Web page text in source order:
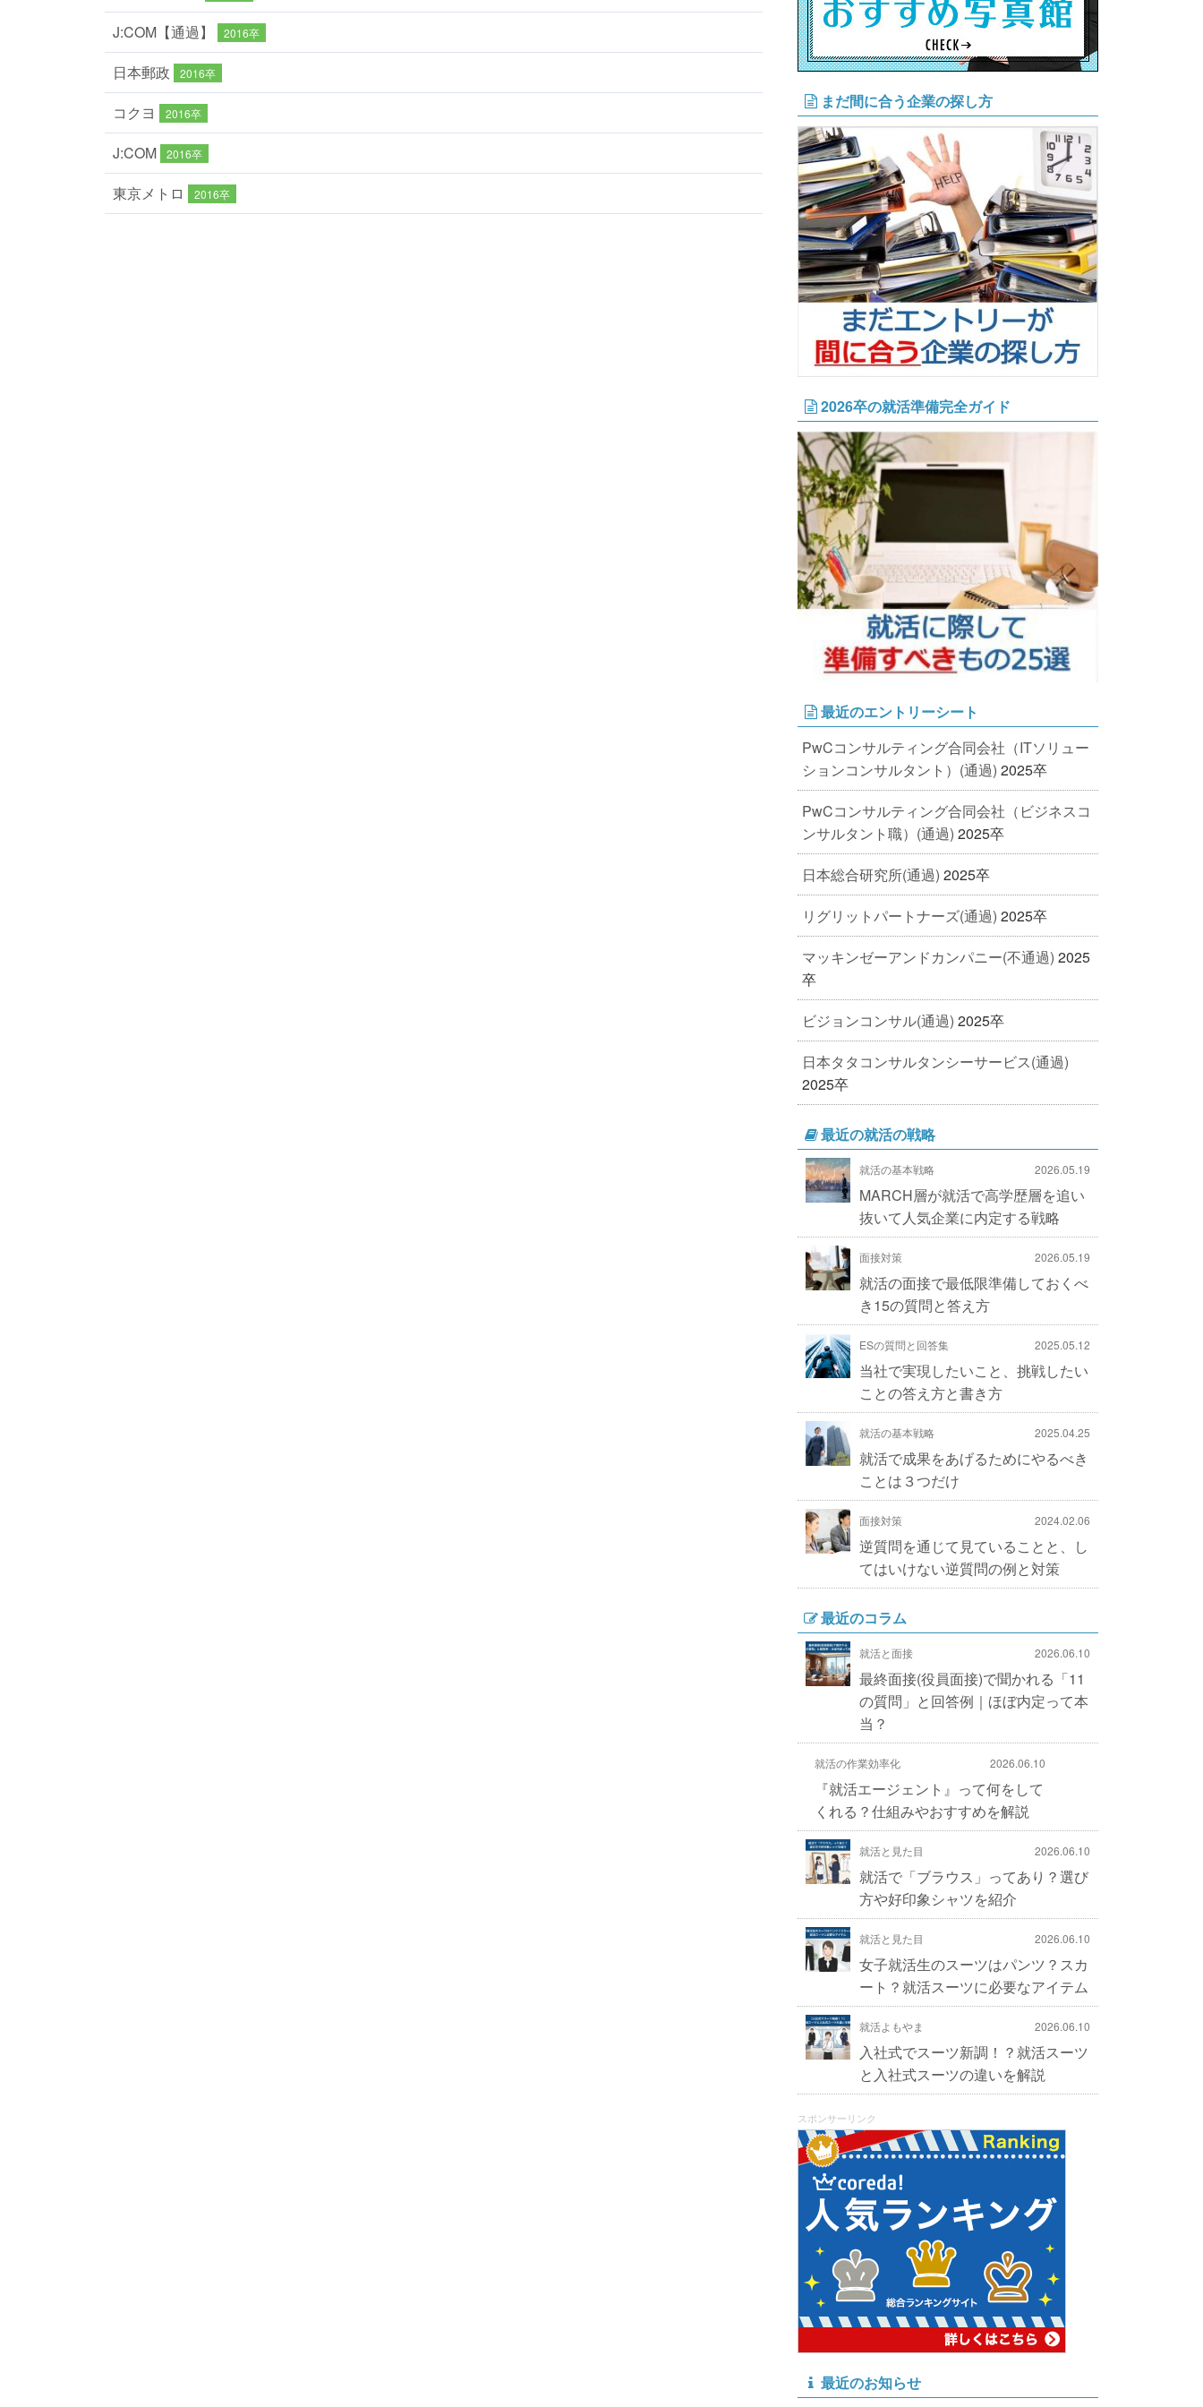
J:COM【通過】
2016卒
日本郵政 2016卒
コクヨ 2016卒
J:COM 2016卒
東京メトロ 2016卒
まだ間に合う企業の探し方
2026卒の就活準備完全ガイド
最近のエントリーシート
PwCコンサルティング合同会社（ITソリュー
ションコンサルタント）(通過) 2025卒
PwCコンサルティング合同会社（ビジネスコ
ンサルタント職）(通過) 2025卒
日本総合研究所(通過) 2025卒
リグリットパートナーズ(通過) 2025卒
マッキンゼーアンドカンパニー(不通過) 2025
卒
ビジョンコンサル(通過) 2025卒
日本タタコンサルタンシーサービス(通過)
2025卒
最近の就活の戦略
就活の基本戦略 2026.05.19
MARCH層が就活で高学歴層を追い
抜いて人気企業に内定する戦略
面接対策 2026.05.19
就活の面接で最低限準備しておくべ
き15の質問と答え方
ESの質問と回答集 2025.05.12
当社で実現したいこと、挑戦したい
ことの答え方と書き方
就活の基本戦略 2025.04.25
就活で成果をあげるためにやるべき
ことは３つだけ
面接対策 2024.02.06
逆質問を通じて見ていることと、し
てはいけない逆質問の例と対策
最近のコラム
就活と面接 2026.06.10
最終面接(役員面接)で聞かれる「11
の質問」と回答例｜ほぼ内定って本
当？
就活の作業効率化 2026.06.10
『就活エージェント』って何をして
くれる？仕組みやおすすめを解説
就活と見た目 2026.06.10
就活で「ブラウス」ってあり？選び
方や好印象シャツを紹介
就活と見た目 2026.06.10
女子就活生のスーツはパンツ？スカ
ート？就活スーツに必要なアイテム
就活よもやま 2026.06.10
入社式でスーツ新調！？就活スーツ
と入社式スーツの違いを解説
スポンサーリンク
最近のお知らせ